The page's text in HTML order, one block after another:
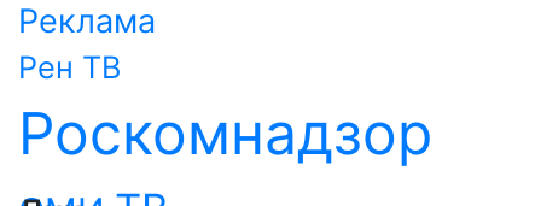
Реклама
Рен ТВ
Роскомнадзор